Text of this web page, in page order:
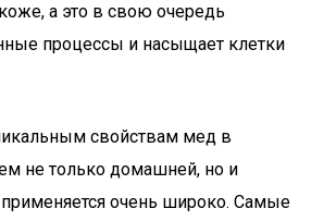
а это в свою очередь
процессы и насыщает клетки
свойствам мед в
не только домашней, но и
очень широко. Самые